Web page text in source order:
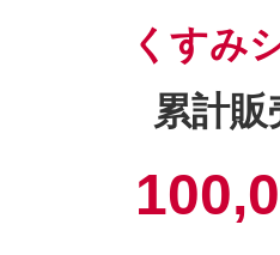
くすみ
累計